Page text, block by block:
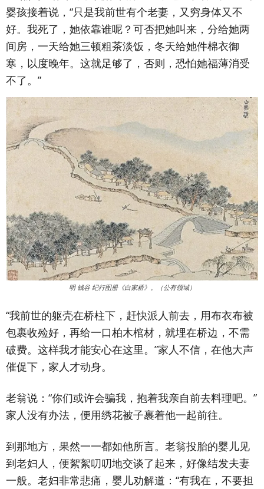
婴孩接着说，“只是我前世有个老妻，又穷身体又不
好。我死了，她依靠谁呢？可否把她叫来，分给她两
间房，一天给她三顿粗茶淡饭，冬天给她件棉衣御
寒，以度晚年。这就足够了，否则，恐怕她福薄消受
不了。”
明 钱谷 纪行图册《白家桥》。（公有领域）
“我前世的躯壳在桥柱下，赶快派人前去，用布衣布被
包裹收殓好，再给一口柏木棺材，就埋在桥边，不需
破费。这样我才能安心在这里。”家人不信，在他大声
催促下，家人才动身。
老翁说：“你们或许会骗我，抱着我亲自前去料理吧。”
家人没有办法，便用绣花被子裹着他一起前往。
到那地方，果然一一都如他所言。老翁投胎的婴儿见
到老妇人，便絮絮叨叨地交谈了起来，好像结发夫妻
一般。老妇非常悲痛，婴儿劝解道：“有我在，不要担